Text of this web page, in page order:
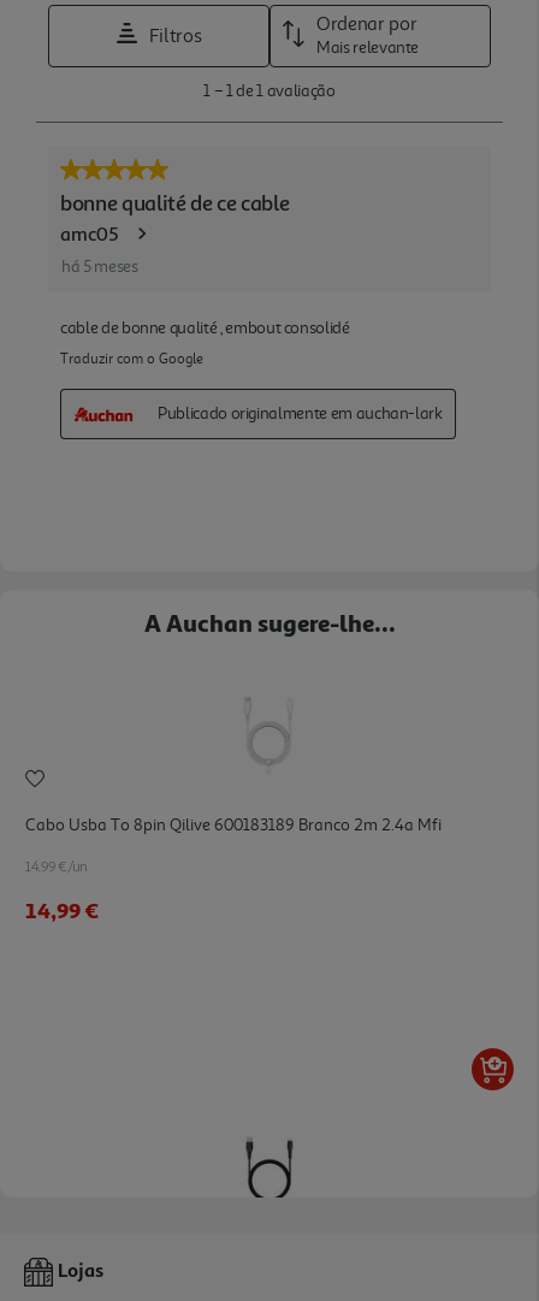
A Auchan sugere-lhe...
Cabo Usba To 8pin Qilive 600183189 Branco 2m 2.4a Mfi
14.99 €/un
14,99 €
Cabo Usba To 8pin Qilive 600184377 Preto 1.2m 2.4a Mfi
Lojas